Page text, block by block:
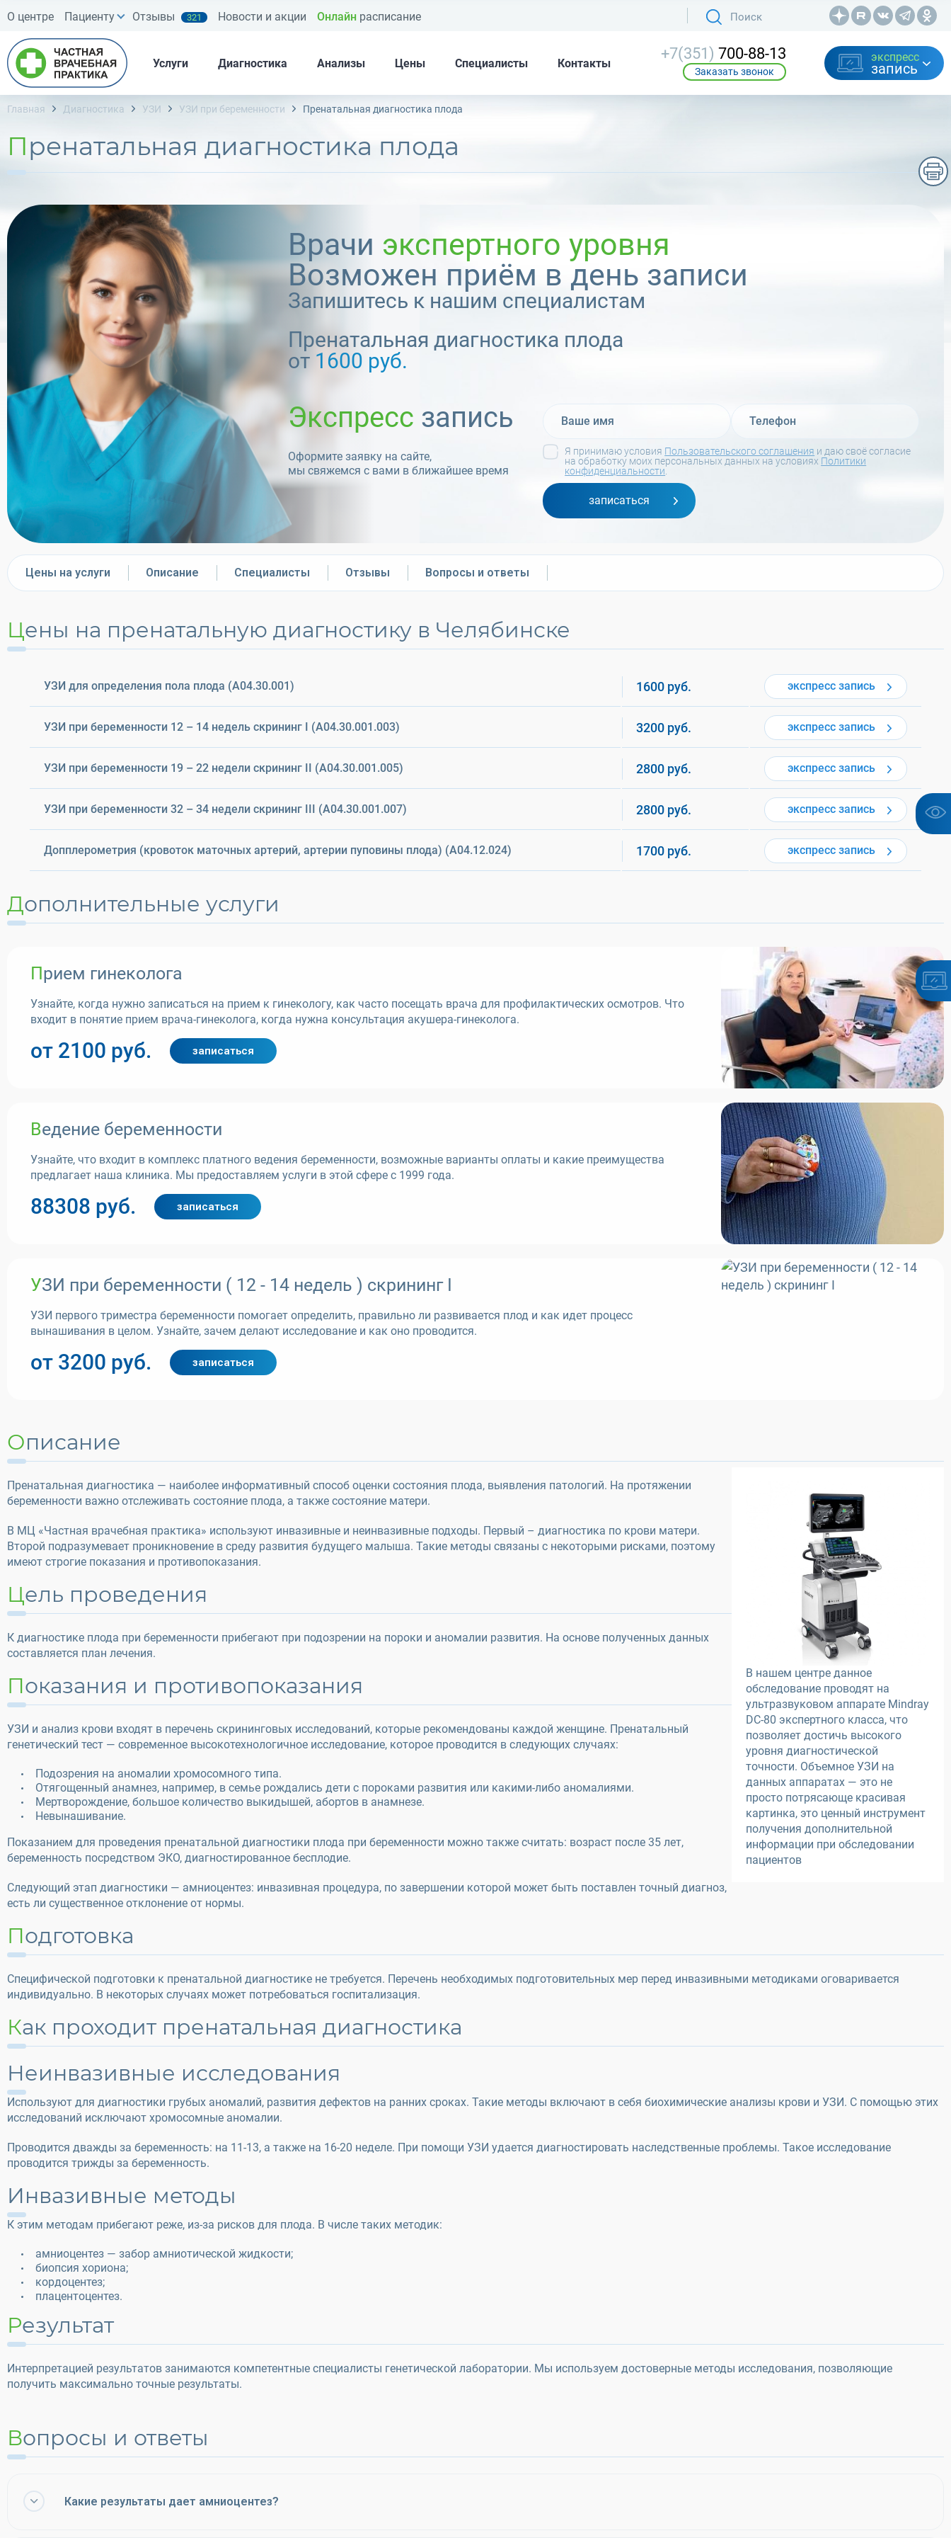
О центре Пациенту Отзывы 321 Новости и акции Онлайн расписание
Услуги Диагностика Анализы Цены Специалисты Контакты
+7(351) 700-88-13
Заказать звонок
экспресс
запись
Главная Диагностика УЗИ УЗИ при беременности Пренатальная диагностика плода
Пренатальная диагностика плода
Врачи экспертного уровня
Возможен приём в день записи
Запишитесь к нашим специалистам
Пренатальная диагностика плода
от 1600 руб.
Экспресс запись
Оформите заявку на сайте,
мы свяжемся с вами в ближайшее время
записаться
Я принимаю условия Пользовательского соглашения и даю своё согласие
на обработку моих персональных данных на условиях Политики
конфиденциальности
Цены на услуги Описание Специалисты Отзывы Вопросы и ответы
Цены на пренатальную диагностику в Челябинске
УЗИ для определения пола плода (A04.30.001) 1600 руб. экспресс запись
УЗИ при беременности 12 – 14 недель скрининг I (А04.30.001.003) 3200 руб. экспресс запись
УЗИ при беременности 19 – 22 недели скрининг II (А04.30.001.005) 2800 руб. экспресс запись
УЗИ при беременности 32 – 34 недели скрининг III (А04.30.001.007) 2800 руб. экспресс запись
Допплерометрия (кровоток маточных артерий, артерии пуповины плода) (A04.12.024) 1700 руб. экспресс запись
Дополнительные услуги
Прием гинеколога
Узнайте, когда нужно записаться на прием к гинекологу, как часто посещать врача для профилактических осмотров. Что
входит в понятие прием врача-гинеколога, когда нужна консультация акушера-гинеколога.
от 2100 руб. записаться
Ведение беременности
Узнайте, что входит в комплекс платного ведения беременности, возможные варианты оплаты и какие преимущества
предлагает наша клиника. Мы предоставляем услуги в этой сфере с 1999 года.
88308 руб. записаться
УЗИ при беременности ( 12 - 14 недель ) скрининг I
УЗИ первого триместра беременности помогает определить, правильно ли развивается плод и как идет процесс
вынашивания в целом. Узнайте, зачем делают исследование и как оно проводится.
от 3200 руб. записаться
В нашем центре данное
обследование проводят на
ультразвуковом аппарате Mindray
DC-80 экспертного класса, что
позволяет достичь высокого
уровня диагностической
точности. Объемное УЗИ на
данных аппаратах — это не
просто потрясающе красивая
картинка, это ценный инструмент
получения дополнительной
информации при обследовании
пациентов
Описание
Пренатальная диагностика — наиболее информативный способ оценки состояния плода, выявления патологий. На протяжении
беременности важно отслеживать состояние плода, а также состояние матери.
В МЦ «Частная врачебная практика» используют инвазивные и неинвазивные подходы. Первый – диагностика по крови матери.
Второй подразумевает проникновение в среду развития будущего малыша. Такие методы связаны с некоторыми рисками, поэтому
имеют строгие показания и противопоказания.
Цель проведения
К диагностике плода при беременности прибегают при подозрении на пороки и аномалии развития. На основе полученных данных
составляется план лечения.
Показания и противопоказания
УЗИ и анализ крови входят в перечень скрининговых исследований, которые рекомендованы каждой женщине. Пренатальный
генетический тест — современное высокотехнологичное исследование, которое проводится в следующих случаях:
Подозрения на аномалии хромосомного типа.
Отягощенный анамнез, например, в семье рождались дети с пороками развития или какими-либо аномалиями.
Мертворождение, большое количество выкидышей, абортов в анамнезе.
Невынашивание.
Показанием для проведения пренатальной диагностики плода при беременности можно также считать: возраст после 35 лет,
беременность посредством ЭКО, диагностированное бесплодие.
Следующий этап диагностики — амниоцентез: инвазивная процедура, по завершении которой может быть поставлен точный диагноз,
есть ли существенное отклонение от нормы.
Подготовка
Специфической подготовки к пренатальной диагностике не требуется. Перечень необходимых подготовительных мер перед инвазивными методиками оговаривается
индивидуально. В некоторых случаях может потребоваться госпитализация.
Как проходит пренатальная диагностика
Неинвазивные исследования
Используют для диагностики грубых аномалий, развития дефектов на ранних сроках. Такие методы включают в себя биохимические анализы крови и УЗИ. С помощью этих
исследований исключают хромосомные аномалии.
Проводится дважды за беременность: на 11-13, а также на 16-20 неделе. При помощи УЗИ удается диагностировать наследственные проблемы. Такое исследование
проводится трижды за беременность.
Инвазивные методы
К этим методам прибегают реже, из-за рисков для плода. В числе таких методик:
амниоцентез — забор амниотической жидкости;
биопсия хориона;
кордоцентез;
плацентоцентез.
Результат
Интерпретацией результатов занимаются компетентные специалисты генетической лаборатории. Мы используем достоверные методы исследования, позволяющие
получить максимально точные результаты.
Вопросы и ответы
Какие результаты дает амниоцентез?